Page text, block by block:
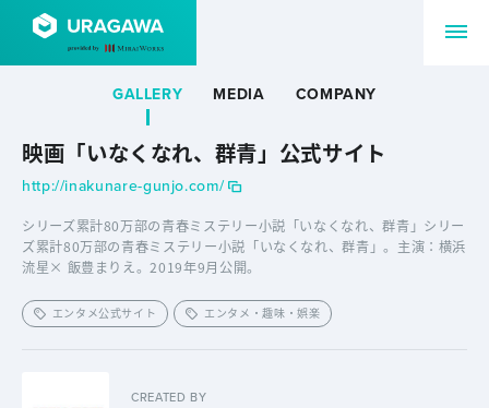
GALLERY MEDIA COMPANY
映画「いなくなれ、群青」公式サイト
http://inakunare-gunjo.com/
シリーズ累計80万部の青春ミステリー小説「いなくなれ、群青」シリー
ズ累計80万部の青春ミステリー小説「いなくなれ、群青」。主演：横浜
流星× 飯豊まりえ。2019年9月公開。
エンタメ公式サイト エンタメ・趣味・娯楽
CREATED BY